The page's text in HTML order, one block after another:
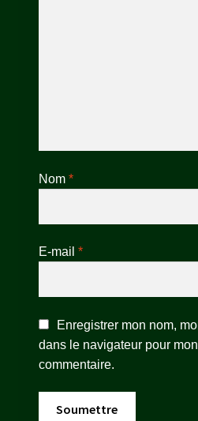
Nom *
E-mail *
Enregistrer mon nom,
dans le navigateur pour
commentaire.